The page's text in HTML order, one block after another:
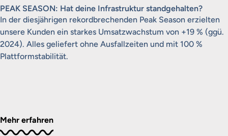
PEAK SEASON: Hat deine Infrastruktur standgehalten?
In der diesjährigen rekordbrechenden Peak Season erzielten
unsere Kunden ein starkes Umsatzwachstum von +19 % (ggü.
2024). Alles geliefert ohne Ausfallzeiten und mit 100 %
Plattformstabilität.
Mehr erfahren